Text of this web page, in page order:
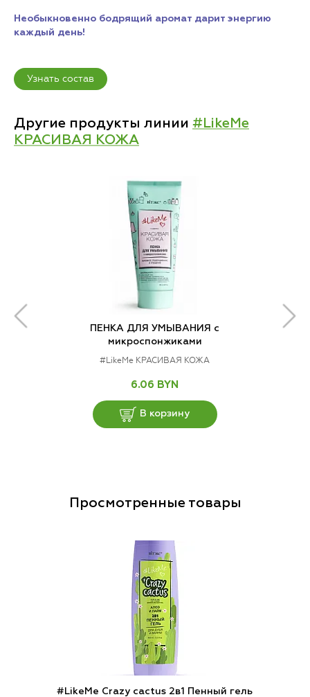
Необыкновенно бодрящий аромат дарит энергию
каждый день!
Узнать состав
Другие продукты линии #LikeMe
КРАСИВАЯ КОЖА
ПЕНКА ДЛЯ УМЫВАНИЯ с
микроспонжиками
#LikeMe КРАСИВАЯ КОЖА
6.06 BYN
В корзину
Просмотренные товары
#LikeMe Crazy cactus 2в1 Пенный гель